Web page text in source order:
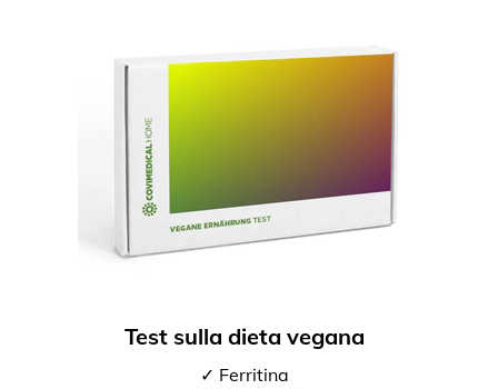
Test sulla dieta vegana
✓ Ferritina